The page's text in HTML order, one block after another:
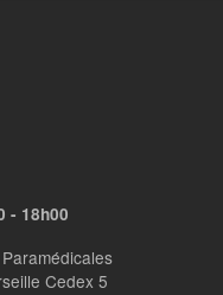
- 18h00
Cedex 5